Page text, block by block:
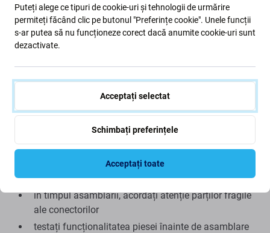
Calitate: Aftermarket- Piesa de schimb vândută ca
Aftermarket este fabricată la aceleași standarde,
specificații și materiale ca și originalul. Aceasta este o
copie a originalului, iar piesa de schimb livrată ca
funcționalitate, calitate sau aspect. Pentru a afla mai
multe despre calitate, citiți blogul nostru unde ne
concentrăm pe calitate mai detaliat.
Asamblare și sfaturi:
Pentru asamblare sau demontare sunt necesare
scule speciale, care se regasesc in oferta noastra
în timpul asamblarii, acordați atenție părților fragile
ale conectorilor
testați funcționalitatea piesei înainte de asamblare
Puteți alege ce tipuri de cookie-uri și tehnologii de urmărire
permiteți făcând clic pe butonul "Preferințe cookie". Unele funcții
s-ar putea să nu funcționeze corect dacă anumite cookie-uri sunt
dezactivate.
Acceptați selectat
Schimbați preferințele
Acceptați toate